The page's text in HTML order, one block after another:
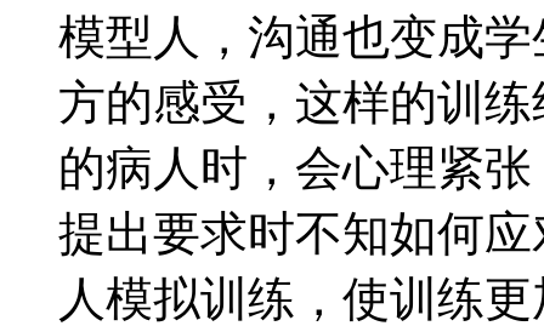
模型人，沟通也变成
方的感受，这样的训
的病人时，会心理紧
提出要求时不知如何
人模拟训练，使训练